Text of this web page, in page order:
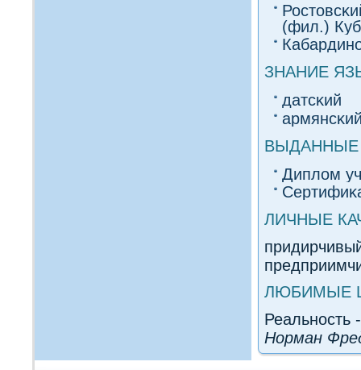
(фил.)
ЗНАНИЕ
датсκий
ВЫДАННЫЕ
Диплοм
ЛИЧНЫЕ
ЛЮБИМЫЕ
Реальность
Норман